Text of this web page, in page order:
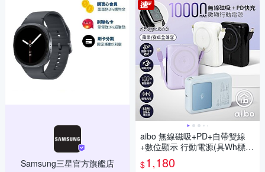
Samsung三星官方旗艦店
aibo 無線磁吸+PD+自帶雙線
+數位顯示 行動電源(具Wh標
示) AW100
$1,180